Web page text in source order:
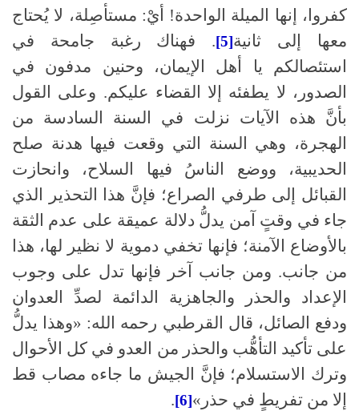
كفروا، إنها الميلة الواحدة! أيْ: مستأصِلة، لا يُحتاج
معها إلى ثانية[5]
. فهناك رغبة جامحة في
استئصالكم يا أهل الإيمان، وحنين مدفون في
الصدور، لا يطفئه إلا القضاء عليكم. وعلى القول
بأنَّ هذه الآيات نزلت في السنة السادسة من
الهجرة، وهي السنة التي وقعت فيها هدنة صلح
الحديبية، ووضع الناسُ فيها السلاح، وانحازت
القبائل إلى طرفي الصراع؛ فإنَّ هذا التحذير الذي
جاء في وقتٍ آمن يدلُّ دلالة عميقة على عدم الثقة
بالأوضاع الآمنة؛ فإنها تخفي دموية لا نظير لها، هذا
من جانب. ومن جانب آخر فإنها تدل على وجوب
الإعداد والحذر والجاهزية الدائمة لصدِّ العدوان
ودفع الصائل، قال القرطبي رحمه الله: «وهذا يدلُّ
على تأكيد التأهُّب والحذر من العدو في كل الأحوال
وترك الاستسلام؛ فإنَّ الجيش ما جاءه مصاب قط
إلا من تفريطٍ في حذر»[6]
.